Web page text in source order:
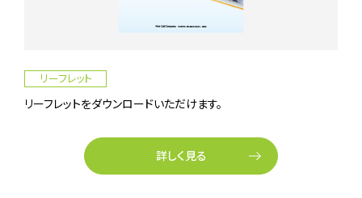
リーフレット
リーフレットをダウンロードいただけます。
詳しく見る